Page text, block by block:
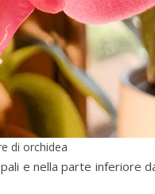
di orchidea
e nella parte inferiore